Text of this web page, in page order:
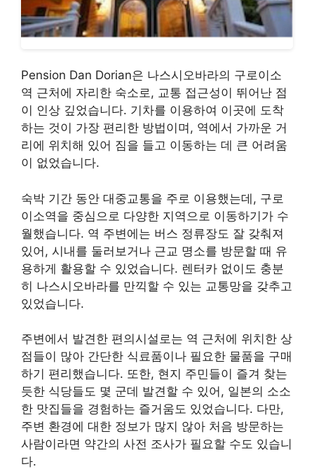
Pension Dan Dorian은 나스시오바라의 구로이소
역 근처에 자리한 숙소로, 교통 접근성이 뛰어난 점
이 인상 깊었습니다. 기차를 이용하여 이곳에 도착
하는 것이 가장 편리한 방법이며, 역에서 가까운 거
리에 위치해 있어 짐을 들고 이동하는 데 큰 어려움
이 없었습니다.
숙박 기간 동안 대중교통을 주로 이용했는데, 구로
이소역을 중심으로 다양한 지역으로 이동하기가 수
월했습니다. 역 주변에는 버스 정류장도 잘 갖춰져
있어, 시내를 둘러보거나 근교 명소를 방문할 때 유
용하게 활용할 수 있었습니다. 렌터카 없이도 충분
히 나스시오바라를 만끽할 수 있는 교통망을 갖추고
있었습니다.
주변에서 발견한 편의시설로는 역 근처에 위치한 상
점들이 많아 간단한 식료품이나 필요한 물품을 구매
하기 편리했습니다. 또한, 현지 주민들이 즐겨 찾는
듯한 식당들도 몇 군데 발견할 수 있어, 일본의 소소
한 맛집들을 경험하는 즐거움도 있었습니다. 다만,
주변 환경에 대한 정보가 많지 않아 처음 방문하는
사람이라면 약간의 사전 조사가 필요할 수도 있습니
다.